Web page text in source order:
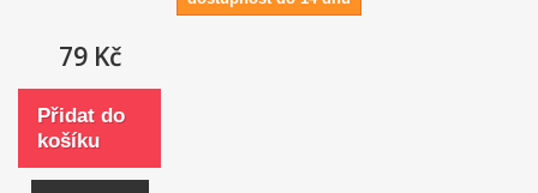
79 Kč
Přidat do
košíku